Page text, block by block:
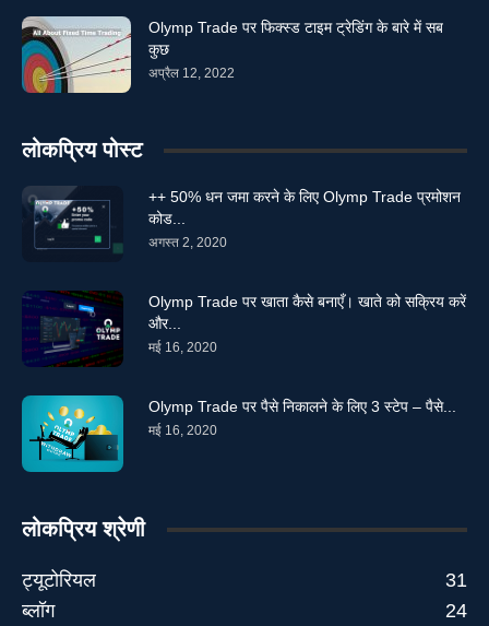
Olymp Trade पर फिक्स्ड टाइम ट्रेडिंग के बारे में सब
कुछ
अप्रैल 12, 2022
लोकप्रिय पोस्ट
++ 50% धन जमा करने के लिए Olymp Trade प्रमोशन
कोड...
अगस्त 2, 2020
Olymp Trade पर खाता कैसे बनाएँ। खाते को सक्रिय करें
और...
मई 16, 2020
Olymp Trade पर पैसे निकालने के लिए 3 स्टेप – पैसे...
मई 16, 2020
लोकप्रिय श्रेणी
ट्यूटोरियल
31
ब्लॉग
24